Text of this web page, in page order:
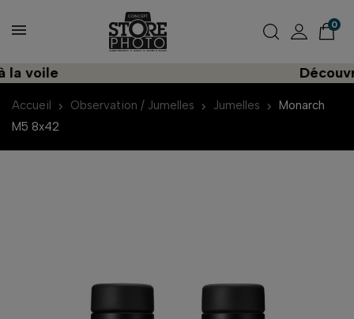
0
Accueil Observation / Jumelles Jumelles
Monarch
M5 8x42